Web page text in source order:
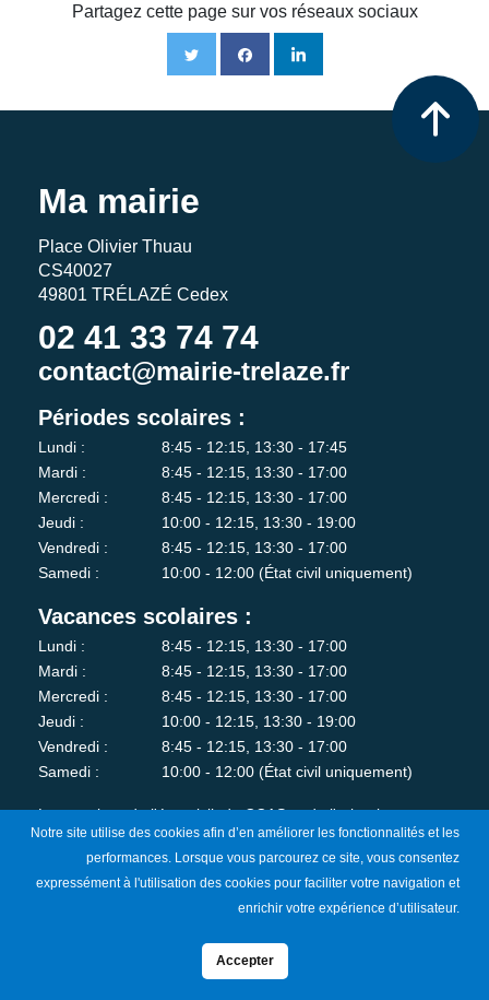
Partagez cette page sur vos réseaux sociaux
Ma mairie
Place Olivier Thuau
CS40027
49801 TRÉLAZÉ Cedex
02 41 33 74 74
contact@mairie-trelaze.fr
Périodes scolaires :
Lundi :
8:45 - 12:15, 13:30 - 17:45
Mardi :
8:45 - 12:15, 13:30 - 17:00
Mercredi :
8:45 - 12:15, 13:30 - 17:00
Jeudi :
10:00 - 12:15, 13:30 - 19:00
Vendredi :
8:45 - 12:15, 13:30 - 17:00
Samedi :
10:00 - 12:00 (État civil uniquement)
Vacances scolaires :
Lundi :
8:45 - 12:15, 13:30 - 17:00
Mardi :
8:45 - 12:15, 13:30 - 17:00
Mercredi :
8:45 - 12:15, 13:30 - 17:00
Jeudi :
10:00 - 12:15, 13:30 - 19:00
Vendredi :
8:45 - 12:15, 13:30 - 17:00
Samedi :
10:00 - 12:00 (État civil uniquement)
Les services de l'état-civil, du CCAS et de l'urbanisme sont
fermés au public le lundi matin.
Je m'abonne à la newsletter
Notre site utilise des cookies afin d’en améliorer les fonctionnalités et les
performances. Lorsque vous parcourez ce site, vous consentez
expressément à l'utilisation des cookies pour faciliter votre navigation et
enrichir votre expérience d’utilisateur.
Accepter